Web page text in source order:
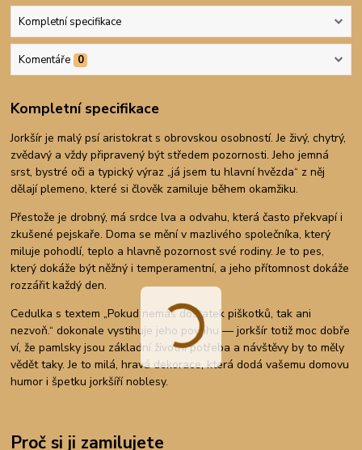
Kompletní specifikace
Komentáře 0
Kompletní specifikace
Jorkšír je malý psí aristokrat s obrovskou osobností. Je živý, chytrý,
zvědavý a vždy připravený být středem pozornosti. Jeho jemná
srst, bystré oči a typický výraz „já jsem tu hlavní hvězda“ z něj
dělají plemeno, které si člověk zamiluje během okamžiku.
Přestože je drobný, má srdce lva a odvahu, která často překvapí i
zkušené pejskaře. Doma se mění v mazlivého společníka, který
miluje pohodlí, teplo a hlavně pozornost své rodiny. Je to pes,
který dokáže být něžný i temperamentní, a jeho přítomnost dokáže
rozzářit každý den.
Cedulka s textem „Pokud nemáš dostatek piškotků, tak ani
nezvoň.“ dokonale vystihuje jeho povahu — jorkšír totiž moc dobře
ví, že pamlsky jsou základní životní potřeba a návštěvy by to měly
vědět taky. Je to milá, hravá dekorace, která dodá vašemu domovu
humor i špetku jorkšíří noblesy.
Proč si ji zamilujete